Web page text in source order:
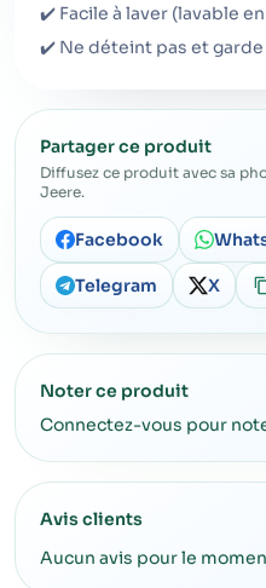
✔️ Facile à laver (lavable
✔️ Ne déteint pas et garde
Partager ce produit
Diffusez ce produit avec sa
Jeere.
Facebook
Telegram X
Noter ce produit
Connectez-vous pour
Avis clients
Aucun avis pour le